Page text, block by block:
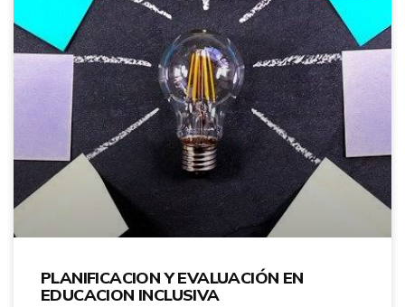
PLANIFICACION Y EVALUACIÓN EN
EDUCACION INCLUSIVA